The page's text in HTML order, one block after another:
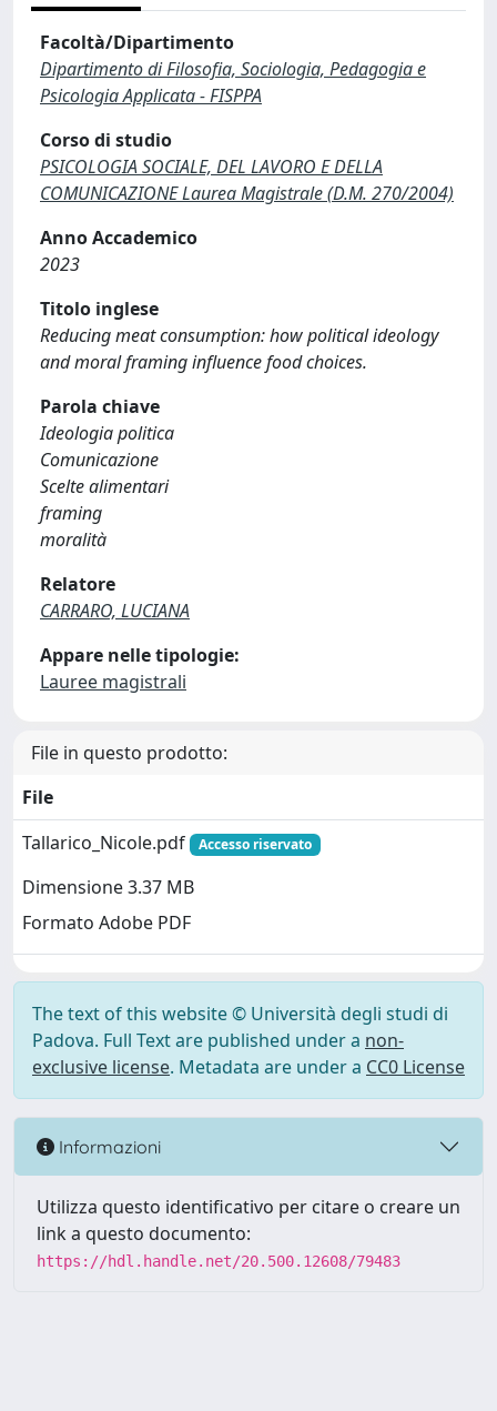
Facoltà/Dipartimento
Dipartimento di Filosofia, Sociologia, Pedagogia e
Psicologia Applicata - FISPPA
Corso di studio
PSICOLOGIA SOCIALE, DEL LAVORO E DELLA
COMUNICAZIONE Laurea Magistrale (D.M. 270/2004)
Anno Accademico
2023
Titolo inglese
Reducing meat consumption: how political ideology
and moral framing influence food choices.
Parola chiave
Ideologia politica
Comunicazione
Scelte alimentari
framing
moralità
Relatore
CARRARO, LUCIANA
Appare nelle tipologie:
Lauree magistrali
File in questo prodotto:
File
Tallarico_Nicole.pdf
Accesso riservato
Dimensione 3.37 MB
Formato Adobe PDF
The text of this website © Università degli studi di
Padova. Full Text are published under a non-
exclusive license. Metadata are under a CC0 License
Informazioni
Utilizza questo identificativo per citare o creare un
link a questo documento:
https://hdl.handle.net/20.500.12608/79483